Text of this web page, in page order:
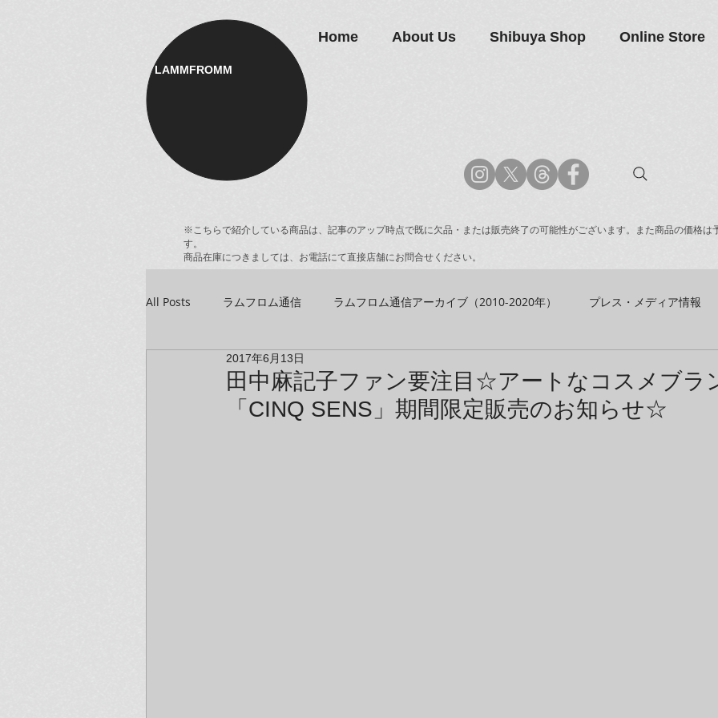
LAMMFROMM​
Home About Us Shibuya Shop Online Store
※こちらで紹介している商品は、記事のアップ時点で既に欠品・または販売終了の可能性がございます。また商品の価格は
す。
商品在庫につきましては、お電話にて直接店舗にお問合せください。
All Posts ラムフロム通信 ラムフロム通信アーカイブ（2010-2020年） プレス・メディア情報
アーティスト＆クリエイター紹介
田中麻記子ファン要注目☆アートなコスメブラ
「CINQ SENS」期間限定販売のお知らせ☆
2017年6月13日